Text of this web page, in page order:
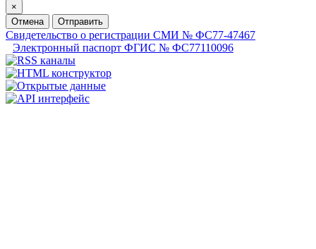
×
Отмена
Отправить
Свидетельство о регистрации СМИ № ФС77-47467
Электронный паспорт ФГИС № ФС77110096